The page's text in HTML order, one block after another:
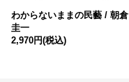
わからないままの民藝 / 朝倉
圭一
2,970円(税込)